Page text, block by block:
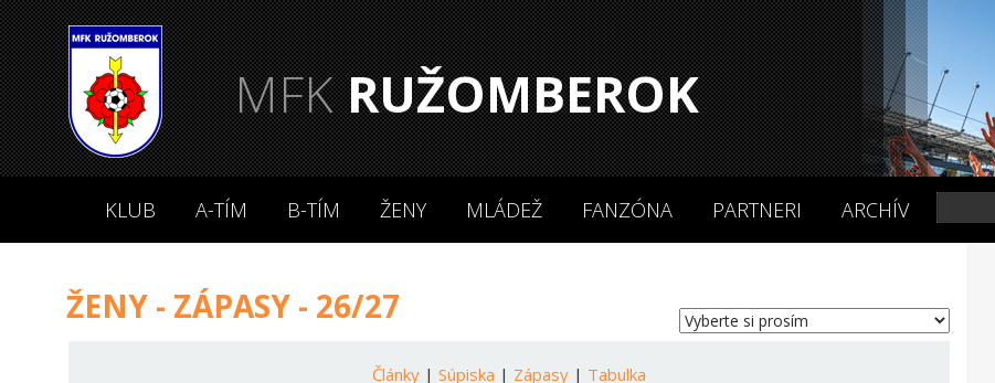
MFKRUŽOMBEROK
KLUB A-TÍM B-TÍM ŽENY MLÁDEŽ FANZÓNA PARTNERI ARCHÍV
ŽENY - ZÁPASY - 26/27
Články |Súpiska | Zápasy | Tabulka